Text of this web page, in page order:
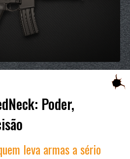
Poder,
leva armas a sério